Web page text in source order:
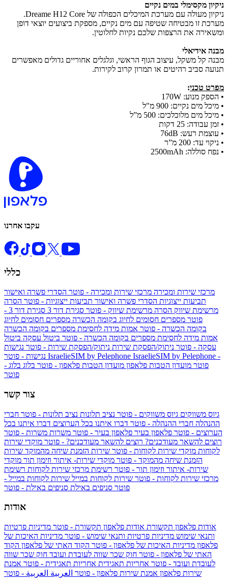
ניקיון מקסימלי במים נקיים
ניקיון מעולה עם מערכת המיכלים הכפולה של Dreame H12 Core.
מערכת זו מבטיחה שטיפה עם מים נקיים, מספקת ביצועים יוצאי דופן
ומשאירה את הרצפות שלכם נקיות לחלוטין.
מבנה אידיאלי
מבנה קל משקל, עיצוב הגוף הראשי, וגלגלים אחוריים גדולים מאפשרים
תנועה סביב רהיטים או תמרון קרוב לקירות.
מפרט טכני:
​• הספק מנוע: 170W
​• מיכל מים נקיים: 900 מ"ל
​• מיכל מים מלוכלכים: 500 מ”ל
​• זמן עבודה: 25 דקות
​• עוצמת רעש: 76dB
​• ניקוי עד: 200 מ”ר
​• נפח סוללה: 2500mAh
עקבו אחרנו
כללי
מרכזי שירות ומכירה מרכזי שירות ומכירה - פוטר הסדרי פשרה ואישור
תביעות ייצוגיות הסדרי פשרה ואישור תביעות ייצוגיות - פוטר הסרה
מרשימת שיווק הסרה מרשימת שיווק - פוטר סגירת דור 3
סגירת דור 3 -
פוטר מספרים חסומים לחיוג בקומה הכשרה מספרים חסומים לחיוג
בקומה הכשרה - פוטר אמות מידה לחסימת מספרים בקומה הכשרה
אמות מידה לחסימת מספרים בקומה הכשרה - פוטר ביטול עסקה ביטול
עסקה - פוטר ניתוק/הפסקת שירות ניתוק/הפסקת שירות - פוטר נגישות
IsraelieSIM by Pelephone IsraelieSIM by Pelephone -
פוטר מועדון הטבות פלאפון מועדון הטבות פלאפון - פוטר בלוג בלוג -
פוטר
צור קשר
גיוס משווקים גיוס משווקים - פוטר נציב תלונות נציב תלונות - פוטר חברי
ההנהלה חברי ההנהלה - פוטר דברו איתנו בכל הערוצים דברו איתנו בכל
הערוצים - פוטר פלאפון בעיר פלאפון בעיר - פוטר משרות משרות - פוטר
רוצים להשאר מעודכנים? רוצים להשאר מעודכנים? - פוטר מוקדי שירות
לקוחות מוקדי שירות לקוחות - פוטר שירות הזמנת שיחה מהמוקד שירות
הזמנת שיחה מהמוקד - פוטר מוקדי שירות- איתור וזימון תור מוקדי
שירות- איתור וזימון תור - פוטר רשימת מרכזי שירות לקוחות רשימת
מרכזי שירות לקוחות - פוטר שירות לקוחות במייל שירות לקוחות במייל -
פוטר סניפים באילת סניפים באילת - פוטר
אודות
אודות פלאפון תקשורת אודות פלאפון תקשורת - פוטר מדיניות פרטיות
ותנאי שימוש מדיניות פרטיות ותנאי שימוש - פוטר מדיניות האיכות של
פלאפון מדיניות האיכות של פלאפון - פוטר הקוד האתי של פלאפון הקוד
האתי של פלאפון - פוטר חוק שכר שווה לעובדת ועובד חוק שכר שווה
לעובדת ועובד - פוטר אחריות תאגידית אחריות תאגידית - פוטר אמנת
שירות פלאפון אמנת שירות פלאפון - פוטר العربية العربية - פוטר